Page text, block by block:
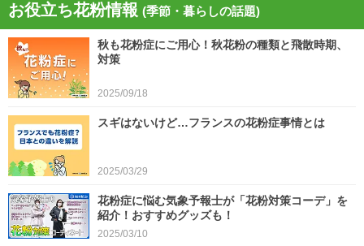
2026/04/21
今日21日は黄砂が広く飛来 花粉とのダブル影響
に注意 症状悪化や洗濯物など対策を
2026/04/21
スギ、ヒノキ花粉シーズン終了へ 東京の飛散量
お役立ち花粉情報 (季節・暮らしの話題)
秋も花粉症にご用心！秋花粉の種類と飛散時期、
対策
2025/09/18
スギはないけど…フランスの花粉症事情とは
2025/03/29
花粉症に悩む気象予報士が「花粉対策コーデ」を
紹介！おすすめグッズも！
2025/03/10